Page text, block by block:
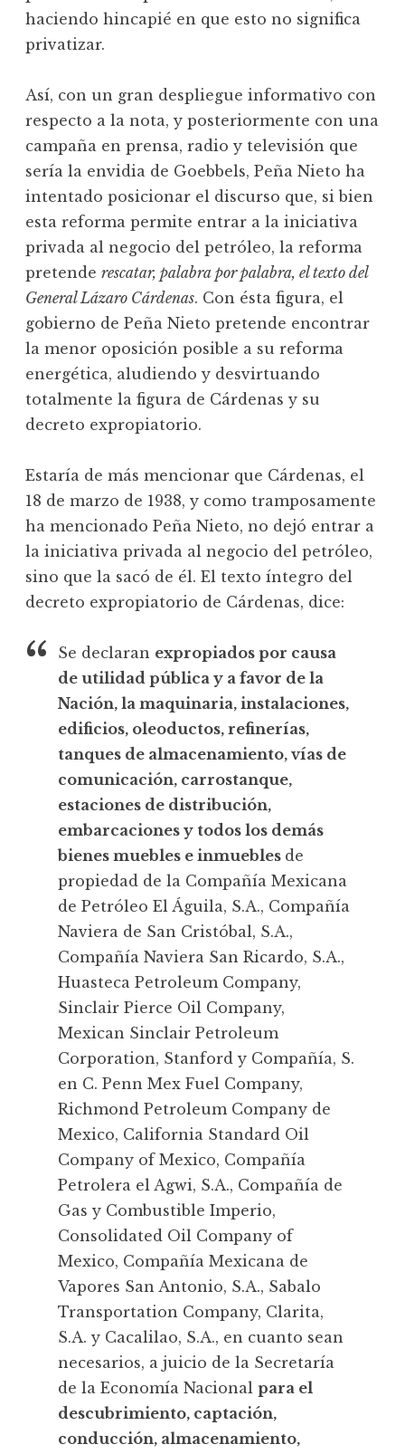
haciendo hincapié en que esto no significa
privatizar.
Así, con un gran despliegue informativo con
respecto a la nota, y posteriormente con una
campaña en prensa, radio y televisión que
sería la envidia de Goebbels, Peña Nieto ha
intentado posicionar el discurso que, si bien
esta reforma permite entrar a la iniciativa
privada al negocio del petróleo, la reforma
pretende rescatar, palabra por palabra, el texto del
General Lázaro Cárdenas. Con ésta figura, el
gobierno de Peña Nieto pretende encontrar
la menor oposición posible a su reforma
energética, aludiendo y desvirtuando
totalmente la figura de Cárdenas y su
decreto expropiatorio.
Estaría de más mencionar que Cárdenas, el
18 de marzo de 1938, y como tramposamente
ha mencionado Peña Nieto, no dejó entrar a
la iniciativa privada al negocio del petróleo,
sino que la sacó de él. El texto íntegro del
decreto expropiatorio de Cárdenas, dice:
Se declaran expropiados por causa
de utilidad pública y a favor de la
Nación, la maquinaria, instalaciones,
edificios, oleoductos, refinerías,
tanques de almacenamiento, vías de
comunicación, carrostanque,
estaciones de distribución,
embarcaciones y todos los demás
bienes muebles e inmuebles de
propiedad de la Compañía Mexicana
de Petróleo El Águila, S.A., Compañía
Naviera de San Cristóbal, S.A.,
Compañía Naviera San Ricardo, S.A.,
Huasteca Petroleum Company,
Sinclair Pierce Oil Company,
Mexican Sinclair Petroleum
Corporation, Stanford y Compañía, S.
en C. Penn Mex Fuel Company,
Richmond Petroleum Company de
Mexico, California Standard Oil
Company of Mexico, Compañía
Petrolera el Agwi, S.A., Compañía de
Gas y Combustible Imperio,
Consolidated Oil Company of
Mexico, Compañía Mexicana de
Vapores San Antonio, S.A., Sabalo
Transportation Company, Clarita,
S.A. y Cacalilao, S.A., en cuanto sean
necesarios, a juicio de la Secretaría
de la Economía Nacional para el
descubrimiento, captación,
conducción, almacenamiento,